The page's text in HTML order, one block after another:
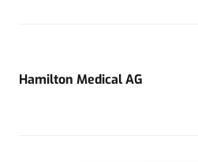
Hamilton Medical AG